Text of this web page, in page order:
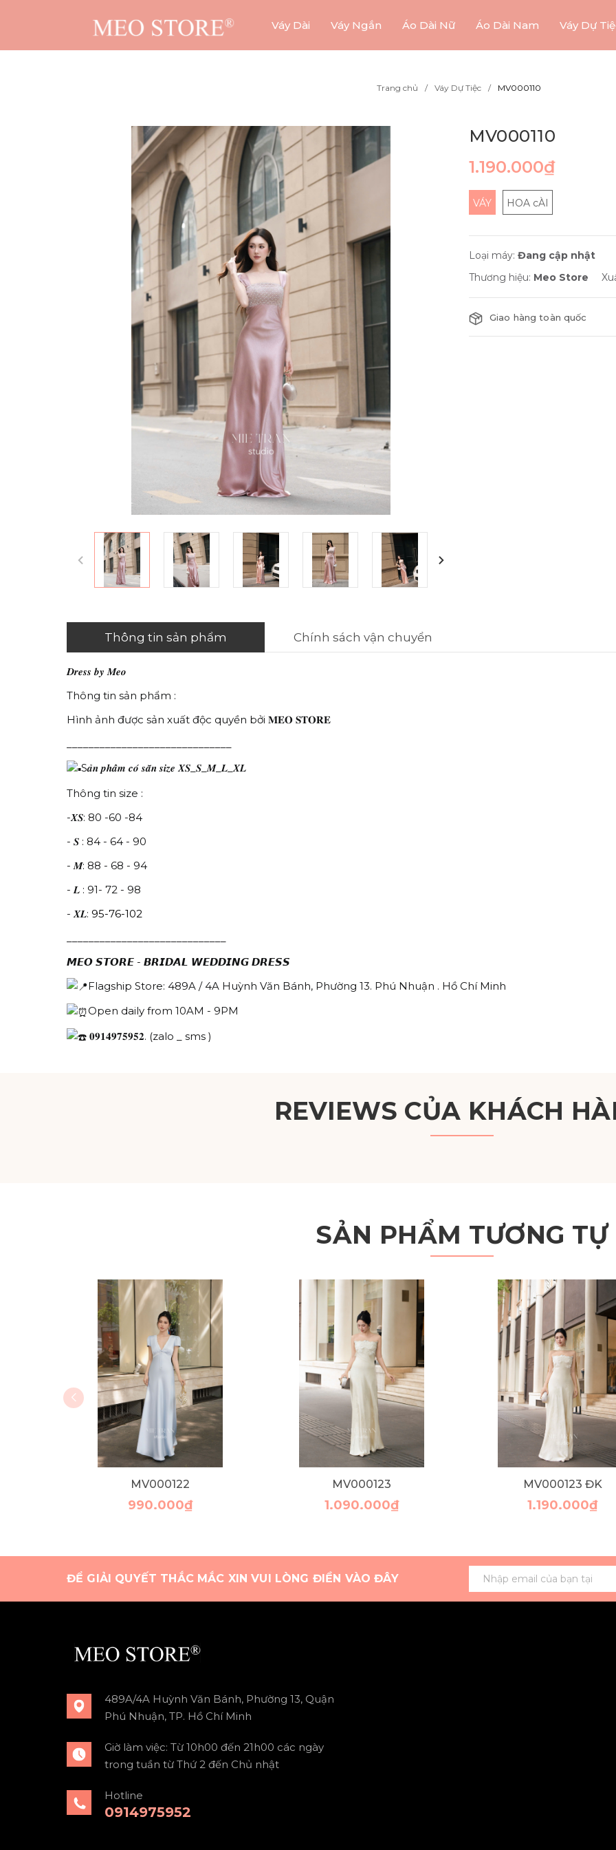
Váy Dài Váy Ngắn Áo Dài Nữ Áo Dài Nam Váy Dự
Trang chủ Váy Dự Tiệc MV000110
MV000110
1.190.000₫
VÁY HOA cÀI
Loại máy: Đang cập nhật
Thương hiệu: Meo Store
Giao hàng toàn quốc
Thông tin sản phẩm Chính sách vận chuyển
𝑫𝒓𝒆𝒔𝒔 𝒃𝒚 𝑴𝒆𝒐
Thông tin sản phẩm :
Hình ảnh được sản xuất độc quyền bởi 𝐌𝐄𝐎 𝐒𝐓𝐎𝐑𝐄
S𝒂̉𝒏 𝒑𝒉𝒂̂̉𝒎 𝒄𝒐́ 𝒔𝒂̆̃𝒏 𝒔𝒊𝒛𝒆 𝑿𝑺_𝑺_𝑴_𝑳_𝑿𝑳
Thông tin size :
-𝑿𝑺: 80 -60 -84
- 𝑺 : 84 - 64 - 90
- 𝑴: 88 - 68 - 94
- 𝑳 : 91- 72 - 98
- 𝑿𝑳: 95-76-102
𝙈𝙀𝙊 𝙎𝙏𝙊𝙍𝙀 - 𝘽𝙍𝙄𝘿𝘼𝙇 𝙒𝙀𝘿𝘿𝙄𝙉𝙂 𝘿𝙍𝙀𝙎𝙎
Flagship Store: 489A / 4A Huỳnh Văn Bánh, Phường 13. Phú Nhuận . Hồ Chí Minh
Open daily from 10AM - 9PM
𝟎𝟗𝟏𝟒𝟗𝟕𝟓𝟗𝟓𝟐. (zalo _ sms )
REVIEWS CỦA KHÁCH
SẢN PHẨM TƯƠNG TỰ
MV000122
990.000₫
MV000123
1.090.000₫
MV000123 ĐK
1.190.000₫
ĐỂ GIẢI QUYẾT THẮC MẮC XIN VUI LÒNG ĐIỀN VÀO ĐÂY
489A/4A Huỳnh Văn Bánh, Phường 13, Quận
Phú Nhuận, TP. Hồ Chí Minh
Giờ làm việc: Từ 10h00 đến 21h00 các ngày
trong tuần từ Thứ 2 đến Chủ nhật
Hotline
0914975952